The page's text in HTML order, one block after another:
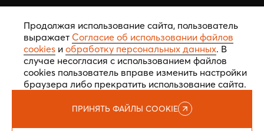
недвижимости -
business@nz72.ru
подрядчиками/
тендерный отдел -
tehzakaz@nz72.ru
Продолжая использование сайта, пользователь
выражает Согласие об использовании файлов
cookies и обработку персональных данных. В
случае несогласия с использованием файлов
cookies пользователь вправе изменить настройки
браузера либо прекратить использование сайта.
ПРИНЯТЬ ФАЙЛЫ COOKIE